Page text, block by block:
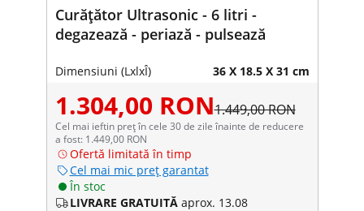
Curățător Ultrasonic - 6 litri -
degazează - periază - pulsează
Dimensiuni (LxlxÎ) 36 X 18.5 X 31 cm
1.304,00 RON1.449,00 RON
Cel mai ieftin preț în cele 30 de zile înainte de reducere
a fost: 1.449,00 RON
Ofertă limitată în timp
Cel mai mic preț garantat
În stoc
LIVRARE GRATUITĂ aprox. 13.08